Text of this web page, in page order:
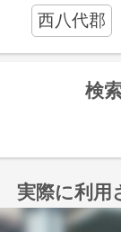
西八代郡
検
実際に利用